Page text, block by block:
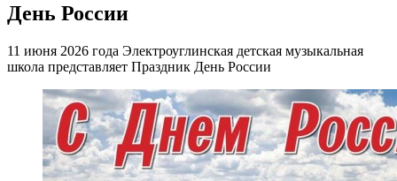
День России
11 июня 2026 года Электроуглинская детская музыкальная
школа представляет Праздник День России